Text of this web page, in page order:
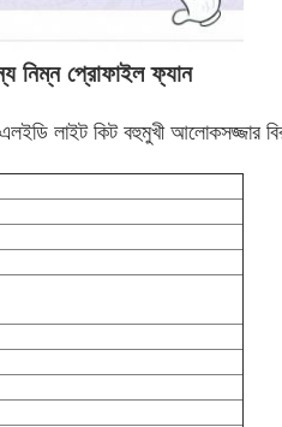
নিম্ন প্রোফাইল ফ্যান
লাইট কিট বহুমুখী আলোকসজ্জার